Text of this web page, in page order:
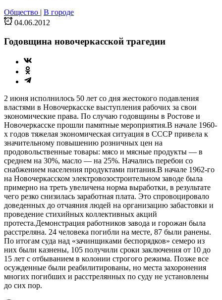
Общество | В городе
04.06.2012
Годовщина новочеркасской трагедии
2 июня исполнилось 50 лет со дня жестокого подавления
властями в Новочеркасске выступления рабочих за свои
экономические права. По случаю годовщины в Ростове и
Новочеркасске прошли памятные мероприятия.В начале 1960-
х годов тяжелая экономическая ситуация в СССР привела к
значительному повышению розничных цен на
продовольственные товары: мясо и мясные продукты — в
среднем на 30%, масло — на 25%. Начались перебои со
снабжением населения продуктами питания.В начале 1962-го
на Новочеркасском электровозостроительном заводе была
примерно на треть увеличена норма выработки, в результате
чего резко снизилась заработная плата. Это спровоцировало
доведенных до отчаяния людей на организацию забастовки и
проведение стихийных коллективных акций
протеста.Демонстрация работников завода и горожан была
расстреляна. 24 человека погибли на месте, 87 были ранены.
По итогам суда над «зачинщиками беспорядков» семеро из
них были казнены, 105 получили сроки заключения от 10 до
15 лет с отбыванием в колонии строгого режима. Позже все
осужденные были реабилитированы, но места захоронения
многих погибших и расстрелянных по суду не установлены
до сих пор.